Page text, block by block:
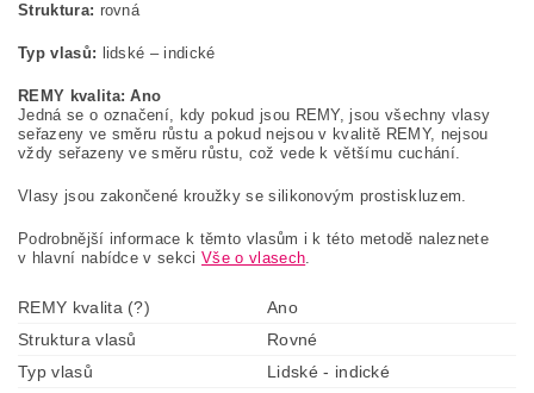
Struktura: rovná
Typ vlasů: lidské – indické
REMY kvalita: Ano
Jedná se o označení, kdy pokud jsou REMY, jsou všechny vlasy
seřazeny ve směru růstu a pokud nejsou v kvalitě REMY, nejsou
vždy seřazeny ve směru růstu, což vede k většímu cuchání.
Vlasy jsou zakončené kroužky se silikonovým prostiskluzem.
Podrobnější informace k těmto vlasům i k této metodě naleznete
v hlavní nabídce v sekciVše o vlasech.
REMY kvalita (?)
Ano
Struktura vlasů
Rovné
Typ vlasů
Lidské - indické